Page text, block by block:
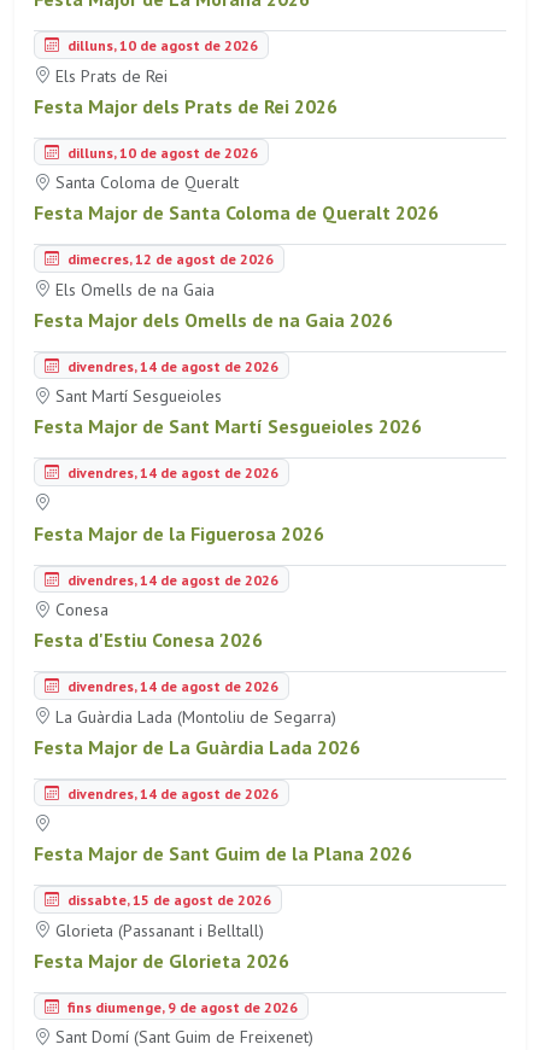
dilluns, 10 de agost de 2026
Els Prats de Rei
Festa Major dels Prats de Rei 2026
dilluns, 10 de agost de 2026
Santa Coloma de Queralt
Festa Major de Santa Coloma de Queralt 2026
dimecres, 12 de agost de 2026
Els Omells de na Gaia
Festa Major dels Omells de na Gaia 2026
divendres, 14 de agost de 2026
Sant Martí Sesgueioles
Festa Major de Sant Martí Sesgueioles 2026
divendres, 14 de agost de 2026
Festa Major de la Figuerosa 2026
divendres, 14 de agost de 2026
Conesa
Festa d'Estiu Conesa 2026
divendres, 14 de agost de 2026
La Guàrdia Lada (Montoliu de Segarra)
Festa Major de La Guàrdia Lada 2026
divendres, 14 de agost de 2026
Festa Major de Sant Guim de la Plana 2026
dissabte, 15 de agost de 2026
Glorieta (Passanant i Belltall)
Festa Major de Glorieta 2026
fins diumenge, 9 de agost de 2026
Sant Domí (Sant Guim de Freixenet)